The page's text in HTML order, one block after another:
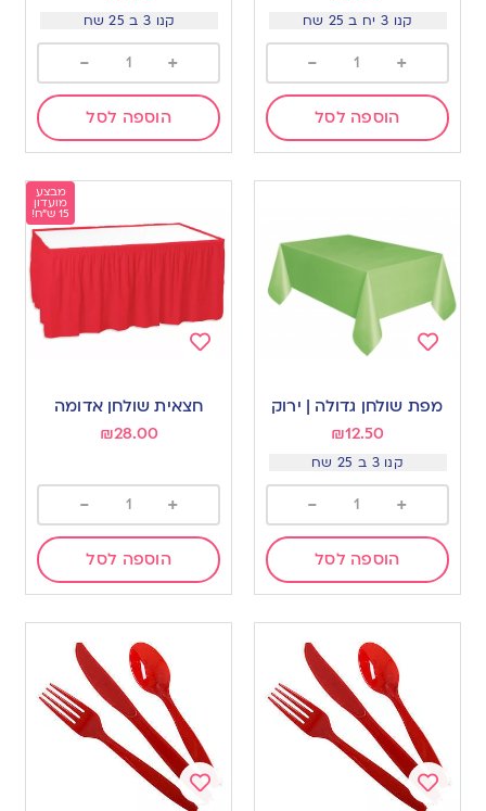
קנו 3 יח ב 25 שח
+
-
הוספה לסל
קנו 3 ב 25 שח
+
-
הוספה לסל
to
wishlist
מפת שולחן גדולה | ירוק
₪12.50
קנו 3 ב 25 שח
+
-
הוספה לסל
מבצע
מועדון
15 ש"ח!
wishlist
חצאית שולחן אדומה
₪28.00
+
-
הוספה לסל